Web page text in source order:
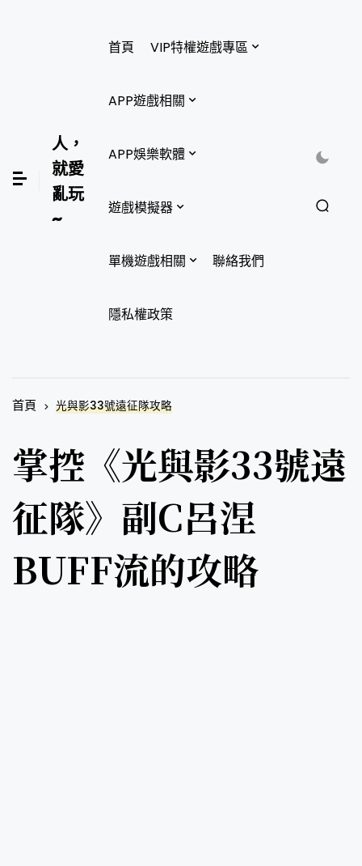
人，
就愛
亂玩
~
首頁 VIP特權遊戲專區
APP遊戲相關
APP娛樂軟體
遊戲模擬器
單機遊戲相關 聯絡我們
隱私權政策
首頁 光與影33號遠征隊攻略
掌控《光與影33號遠
征隊》副C呂涅
BUFF流的攻略